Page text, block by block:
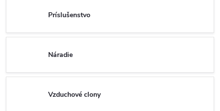
Príslušenstvo
Náradie
Vzduchové clony